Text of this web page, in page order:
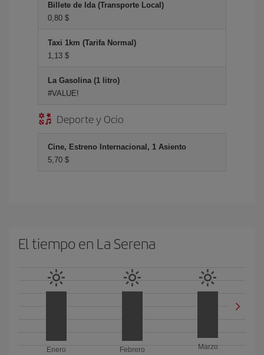
Billete de Ida (Transporte Local)
0,80 $
Taxi 1km (Tarifa Normal)
1,13 $
La Gasolina (1 litro)
#VALUE!
Deporte y Ocio
Cine, Estreno Internacional, 1 Asiento
5,70 $
El tiempo en La Serena
Enero
Febrero
Marzo